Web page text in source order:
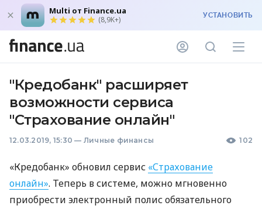
Multi от Finance.ua
(8,9K+) УСТАНОВИТЬ
"Кредобанк" расширяет
возможности сервиса
"Страхование онлайн"
12.03.2019, 15:30 — Личные финансы 102
«Кредобанк» обновил сервис «Страхование
онлайн». Теперь в системе, можно мгновенно
приобрести электронный полис обязательного